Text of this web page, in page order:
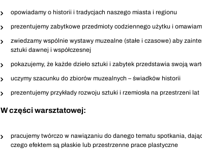
opowiadamy o historii i tradycjach naszego miasta i regionu
prezentujemy zabytkowe przedmioty codziennego użytku i
zwiedzamy wspólnie wystawy muzealne (stałe i czasowe) aby
sztuki dawnej i współczesnej
pokazujemy, że każde dzieło sztuki i zabytek przedstawia swoją
uczymy szacunku do zbiorów muzealnych – świadków historii
prezentujemy przykłady rozwoju sztuki i rzemiosła na przestrzeni lat
W części warsztatowej:
pracujemy twórczo w nawiązaniu do danego tematu spotkania,
czego efektem są płaskie lub przestrzenne prace plastyczne